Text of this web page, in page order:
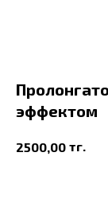
эффектом
2500,00 тг.